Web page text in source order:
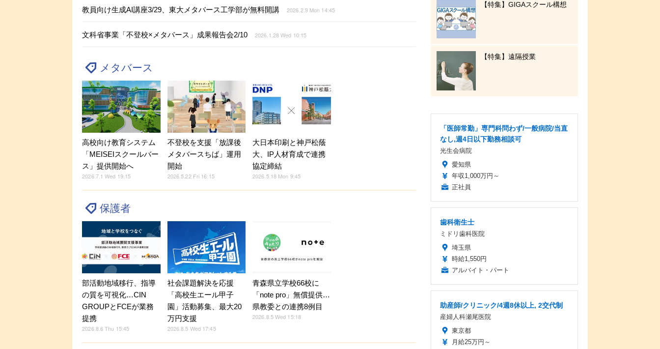
教員向け生成AI講座3/29、東大メタバース工学部が無料開講 2026.2.9 Mon 14:45
文科省事業「不登校×メタバース」成果報告会2/10 2026.1.28 Wed 10:15
メタバース
高校向け教育システム
「MEISEIスクールバー
ス」提供開始へ
2026.7.1 Wed 19:15
不登校を支援「放課後
メタバースちば」運用
開始
2026.5.22 Fri 16:15
大日本印刷と神戸松蔭
大、IP人材育成で連携
協定締結
2026.5.18 Mon 9:45
保護者
部活動地域移行、指導
の質を可視化…CIN
GROUPとFCEが業務
提携
2026.8.6 Thu 15:45
社会課題解決を応援
「高校生エール甲子
園」活動募集、最大20
万円支援
2026.8.5 Wed 17:45
青森県立学校66校に
「note pro」無償提供…
県教委との連携8例目
2026.8.5 Wed 15:18
【特集】GIGAスクール構想
【特集】遠隔授業
「医師常勤」専門科問わず/一般病院/当直
なし,週4日以下勤務相談可
光生会病院
愛知県
年収1,000万円～
正社員
歯科衛生士
ミドリ歯科医院
埼玉県
時給1,550円
アルバイト・パート
助産師/クリニック/4週8休以上, 2交代制
産婦人科瀬尾医院
東京都
月給25万円～